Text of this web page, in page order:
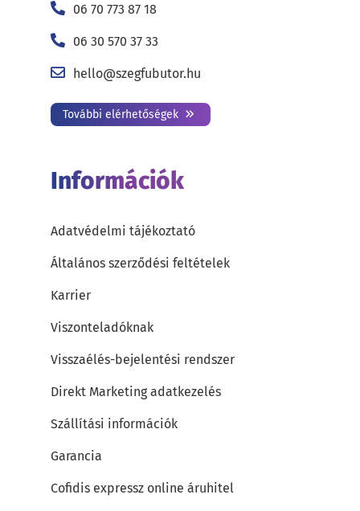
06 70 773 87 18
06 30 570 37 33
hello@szegfubutor.hu
További elérhetőségek
Információk
Adatvédelmi tájékoztató
Általános szerződési feltételek
Karrier
Viszonteladóknak
Visszaélés-bejelentési rendszer
Direkt Marketing adatkezelés
Szállítási információk
Garancia
Cofidis expressz online áruhitel